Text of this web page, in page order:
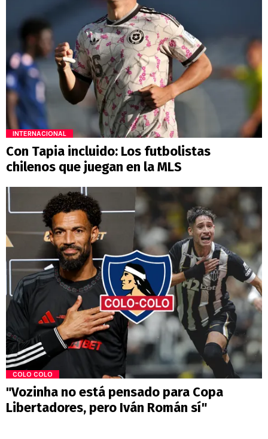
INTERNACIONAL
Con Tapia incluido: Los futbolistas
chilenos que juegan en la MLS
COLO COLO
"Vozinha no está pensado para Copa
Libertadores, pero Iván Román sí"